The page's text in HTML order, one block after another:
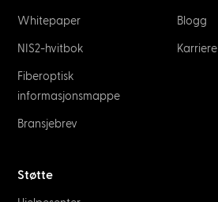
Whitepaper
NIS2-hvitbok
Fiberoptisk
informasjonsmappe
Bransjebrev
Blogg
Karriere
Støtte